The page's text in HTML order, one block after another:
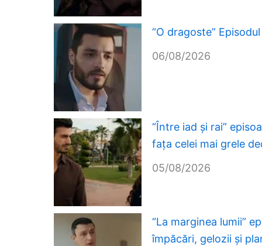
“O dragoste”
06/08/2026
“Între iad și rai”
fața celei mai grele
05/08/2026
“La marginea lumii”
împăcări, gelozii și